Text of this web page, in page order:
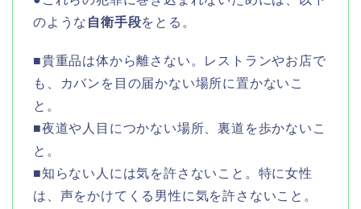
のような 自衛手段をとる。
■貴重品は体から離さない。レストランやお店で
も、カバンを目の届かない場所に置かないこ
と。
■夜道や人目につかない場所、裏道を歩かないこ
と。
■知らない人には気を許さないこと。特に女性
は、声をかけてくる男性に気を許さないこと。